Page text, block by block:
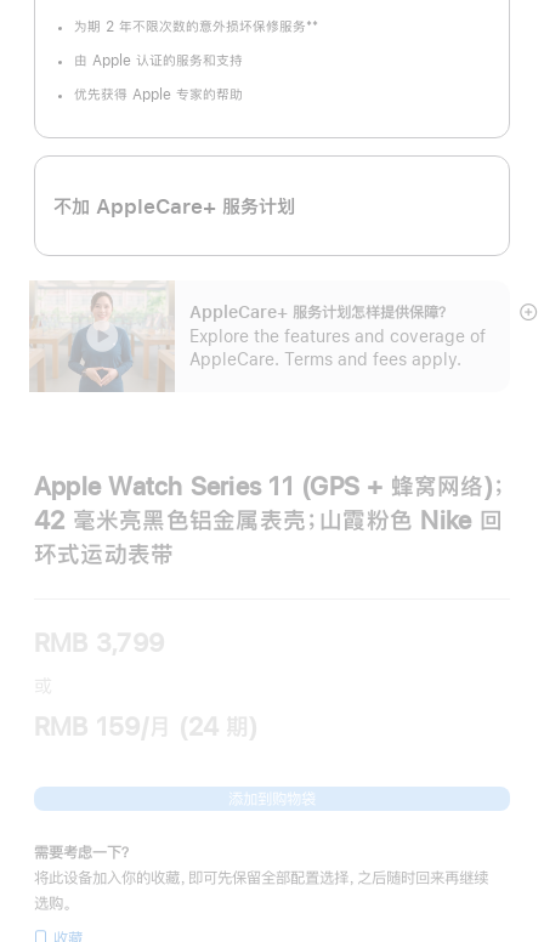
为期 2 年不限次数的意外损坏保修服务
注
**
由 Apple 认证的服务和支持
优先获得 Apple 专家的帮助
不加 AppleCare+ 服务计划
AppleCare+ 服务计划怎样提供保⁠障？
Explore the features and coverage of
AppleCare. Terms and fees apply.
展
Apple Watch Series 11 (GPS + 蜂窝网络)；
42 毫米亮黑色铝金属表壳；山霞粉色 Nike 回
环式运动表带
RMB 3,799
或
RMB 159/月 (24 期)
添加到购物袋
需要考虑一下？
将此设备加入你的收藏，即可先保留全部配置选择，之后随时回来再继续
选购。
收藏